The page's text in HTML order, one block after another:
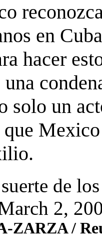
en
hacer
solo un
suerte de
2,
ZARZA /